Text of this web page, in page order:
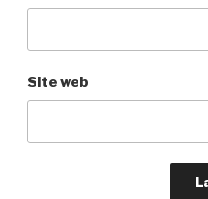
Site web